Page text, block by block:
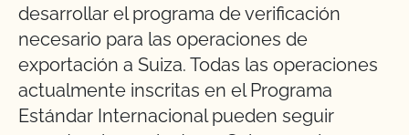
desarrollar el programa de verificación
necesario para las operaciones de
exportación a Suiza. Todas las operaciones
actualmente inscritas en el Programa
Estándar Internacional pueden seguir